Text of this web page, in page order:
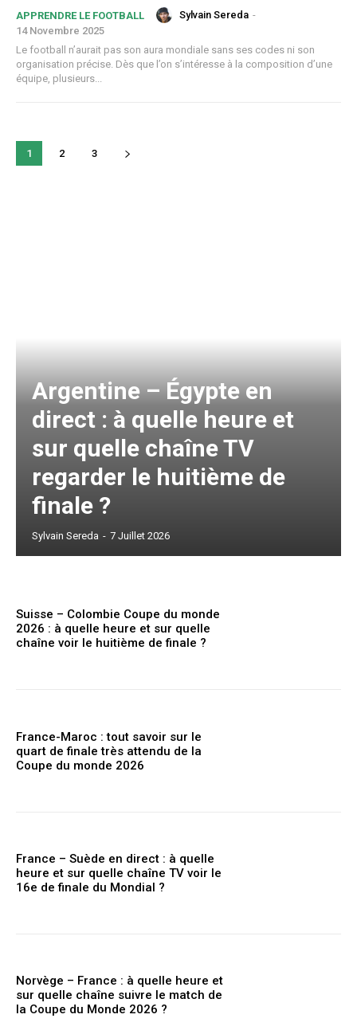
APPRENDRE LE FOOTBALL Sylvain Sereda -
14 Novembre 2025
Le football n’aurait pas son aura mondiale sans ses codes ni son
organisation précise. Dès que l’on s’intéresse à la composition d’une
équipe, plusieurs...
1 2 3
Argentine – Égypte en
direct : à quelle heure et
sur quelle chaîne TV
regarder le huitième de
finale ?
Sylvain Sereda - 7 Juillet 2026
Suisse – Colombie Coupe du monde
2026 : à quelle heure et sur quelle
chaîne voir le huitième de finale ?
France-Maroc : tout savoir sur le
quart de finale très attendu de la
Coupe du monde 2026
France – Suède en direct : à quelle
heure et sur quelle chaîne TV voir le
16e de finale du Mondial ?
Norvège – France : à quelle heure et
sur quelle chaîne suivre le match de
la Coupe du Monde 2026 ?